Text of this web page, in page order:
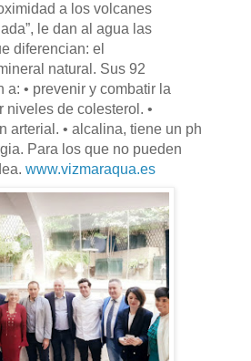
a los volcanes
le dan al agua las
diferencian: el
natural. Sus 92
a: • prevenir y combatir la
niveles de colesterol. •
arterial. • alcalina, tiene un ph
Para los que no pueden
www.vizmaraqua.es